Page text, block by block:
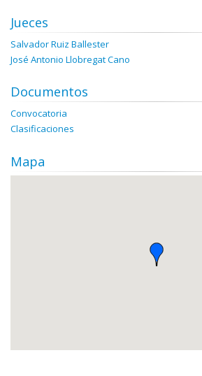
Jueces
Salvador Ruiz Ballester
José Antonio Llobregat Cano
Documentos
Convocatoria
Clasificaciones
Mapa